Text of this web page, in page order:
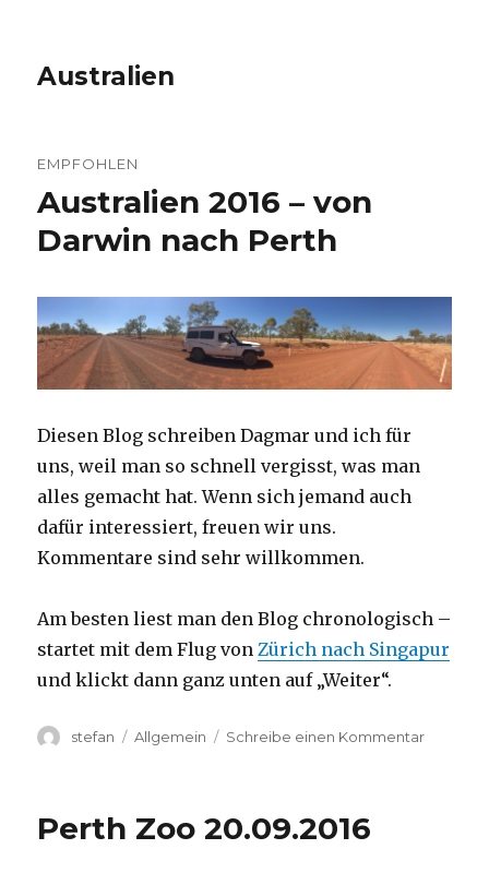
Australien
EMPFOHLEN
Australien 2016 – von
Darwin nach Perth
Diesen Blog schreiben Dagmar und ich für
uns, weil man so schnell vergisst, was man
alles gemacht hat. Wenn sich jemand auch
dafür interessiert, freuen wir uns.
Kommentare sind sehr willkommen.
Am besten liest man den Blog chronologisch –
startet mit dem Flug vonZürich nach Singapur
und klickt dann ganz unten auf „Weiter“.
Autor
stefan Kategorien
Allgemein Schreibe einen Kommentarzu
Perth Zoo 20.09.2016